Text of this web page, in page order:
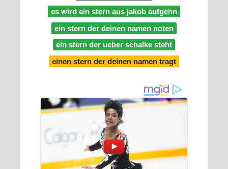
es wird ein stern aus jakob aufgehn
ein stern der deinen namen noten
ein stern der ueber schalke steht
einen stern der deinen namen tragt